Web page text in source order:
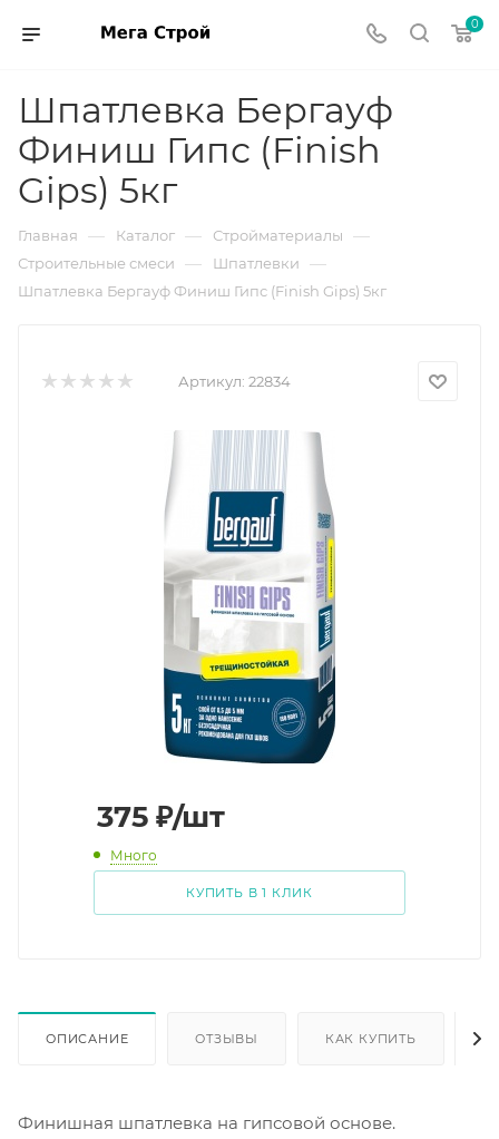
0
Шпатлевка Бергауф
Финиш Гипс (Finish
Gips) 5кг
Главная — Каталог — Стройматериалы —
Строительные смеси — Шпатлевки —
Шпатлевка Бергауф Финиш Гипс (Finish Gips) 5кг
Артикул: 22834
375 ₽/шт
Много
КУПИТЬ В 1 КЛИК
ОПИСАНИЕ ОТЗЫВЫ КАК КУПИТЬ
Финишная шпатлевка на гипсовой основе.